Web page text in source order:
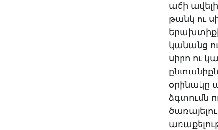
աճի
թանկ ու
երախտիքի
կանանց
սիրո ու
օրինակը
ձգտումն